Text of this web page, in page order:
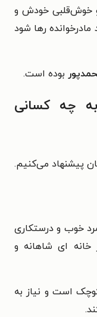
و خوش‌قلبی خودش و
رها شود
بوده است.
به چه کسانی
پیشنهاد می‌کنیم.
خوب و درستکاری
ای شاهانه و
است و نیاز به